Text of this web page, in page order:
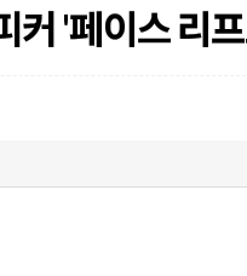
커 '페이스 리